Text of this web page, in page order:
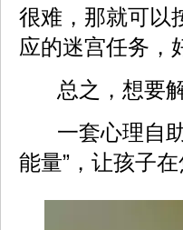
很难，那就可以
应的迷宫任务，
总之，想要
一套心理自
能量”，让孩子